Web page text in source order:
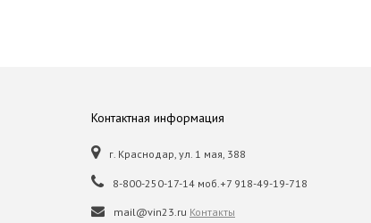
Контактная информация
г. Краснодар, ул. 1 мая, 388
8-800-250-17-14 моб.+7 918-49-19-718
mail@vin23.ru Контакты